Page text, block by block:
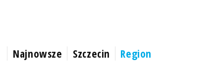
Najnowsze Szczecin
Region